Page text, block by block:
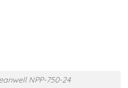
NPP-750-24